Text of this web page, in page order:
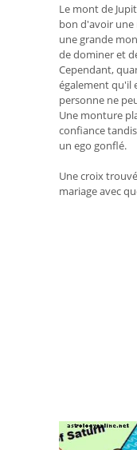
Le mont de
bon d'avoir une
une grande
de dominer et
Cependant,
également qu'il
personne ne
Une monture
confiance
un ego gonflé.
Une croix
mariage avec